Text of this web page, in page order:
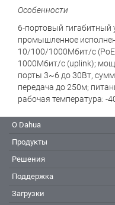
Особенности
6-портовый гигабитный
промышленное
10/100/1000Мбит/с
1000Мбит/с (uplink);
порты 3~6 до 30Вт,
передача до 250м;
рабочая температура: -
О Dahua
Продукты
Решения
Поддержка
Загрузки